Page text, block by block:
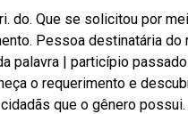
do. Que se solicitou por
Pessoa destinatária do
palavra | particípio
o requerimento e
que o gênero